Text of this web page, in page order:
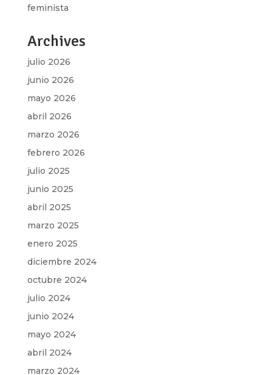
feminista
Archives
julio 2026
junio 2026
mayo 2026
abril 2026
marzo 2026
febrero 2026
julio 2025
junio 2025
abril 2025
marzo 2025
enero 2025
diciembre 2024
octubre 2024
julio 2024
junio 2024
mayo 2024
abril 2024
marzo 2024